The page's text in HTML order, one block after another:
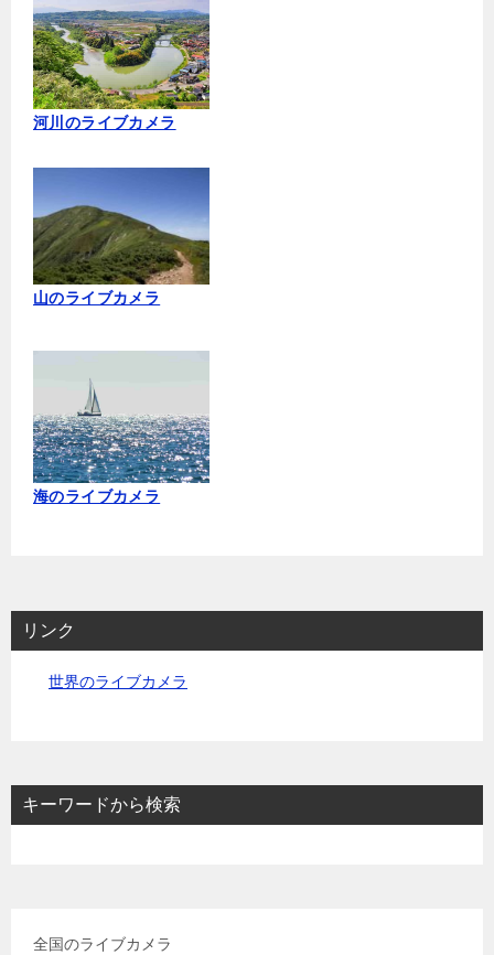
河川のライブカメラ
山のライブカメラ
海のライブカメラ
リンク
世界のライブカメラ
キーワードから検索
全国のライブカメラ